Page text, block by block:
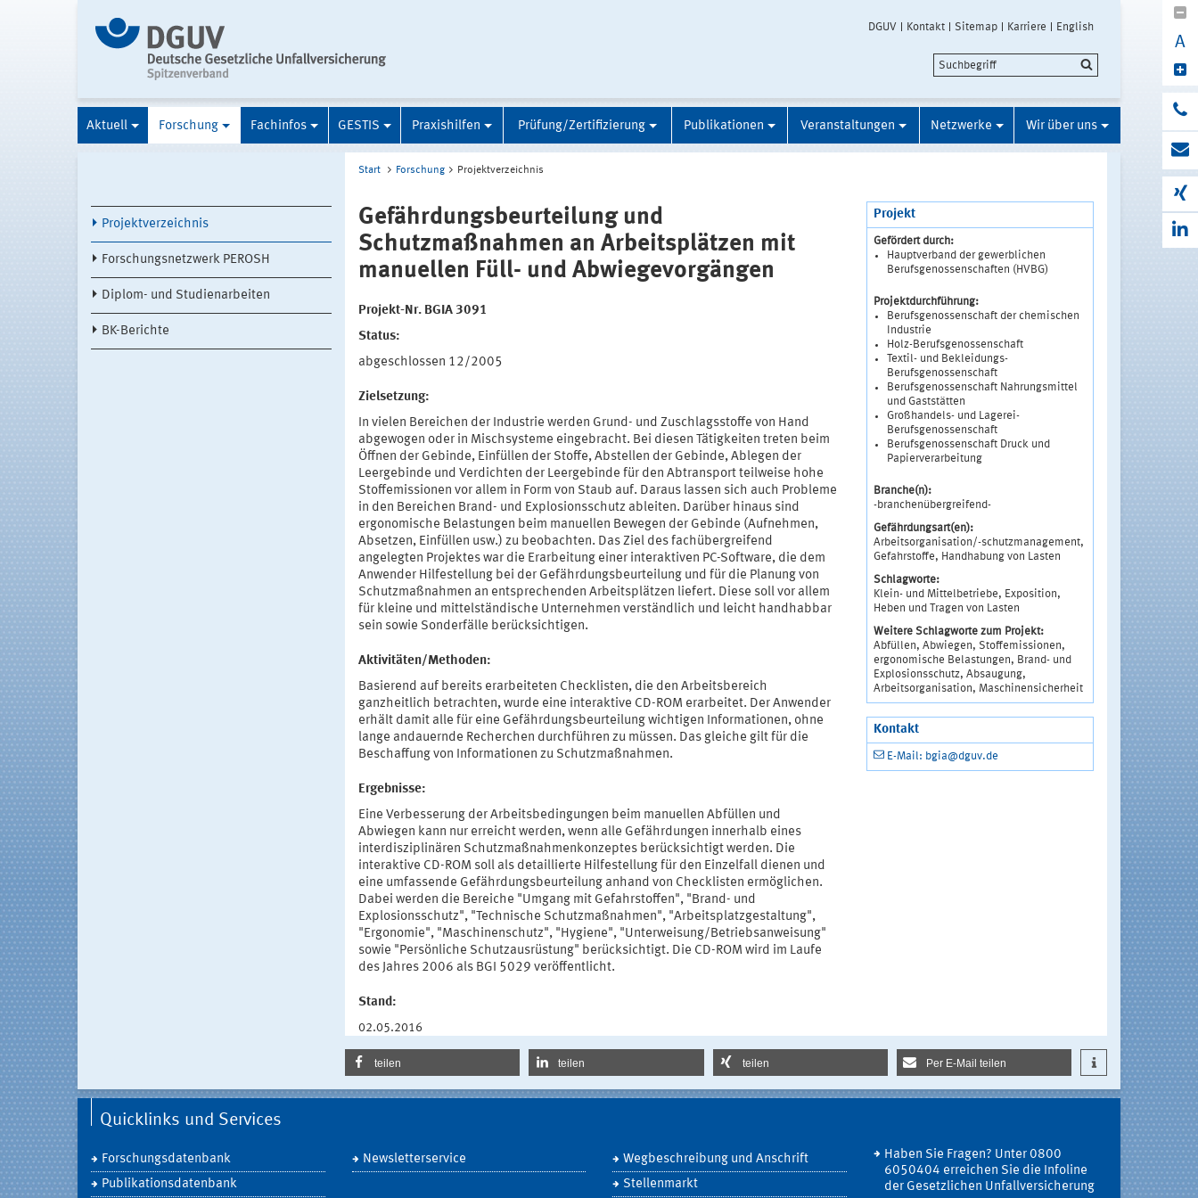
DGUV Kontakt Sitemap Karriere English
A
Aktuell Forschung Fachinfos GESTIS Praxishilfen Prüfung/Zertifizierung Publikationen Veranstaltungen Netzwerke Wir über uns
Projektverzeichnis
Forschungsnetzwerk PEROSH
Diplom- und Studienarbeiten
BK-Berichte
Start Forschung Projektverzeichnis
Gefährdungsbeurteilung und
Schutzmaßnahmen an Arbeitsplätzen mit
manuellen Füll- und Abwiegevorgängen
Projekt-Nr. BGIA 3091
Status:
abgeschlossen 12/2005
Zielsetzung:
In vielen Bereichen der Industrie werden Grund- und Zuschlagsstoffe von Hand
abgewogen oder in Mischsysteme eingebracht. Bei diesen Tätigkeiten treten beim
Öffnen der Gebinde, Einfüllen der Stoffe, Abstellen der Gebinde, Ablegen der
Leergebinde und Verdichten der Leergebinde für den Abtransport teilweise hohe
Stoffemissionen vor allem in Form von Staub auf. Daraus lassen sich auch Probleme
in den Bereichen Brand- und Explosionsschutz ableiten. Darüber hinaus sind
ergonomische Belastungen beim manuellen Bewegen der Gebinde (Aufnehmen,
Absetzen, Einfüllen usw.) zu beobachten. Das Ziel des fachübergreifend
angelegten Projektes war die Erarbeitung einer interaktiven PC-Software, die dem
Anwender Hilfestellung bei der Gefährdungsbeurteilung und für die Planung von
Schutzmaßnahmen an entsprechenden Arbeitsplätzen liefert. Diese soll vor allem
für kleine und mittelständische Unternehmen verständlich und leicht handhabbar
sein sowie Sonderfälle berücksichtigen.
Aktivitäten/Methoden:
Basierend auf bereits erarbeiteten Checklisten, die den Arbeitsbereich
ganzheitlich betrachten, wurde eine interaktive CD-ROM erarbeitet. Der Anwender
erhält damit alle für eine Gefährdungsbeurteilung wichtigen Informationen, ohne
lange andauernde Recherchen durchführen zu müssen. Das gleiche gilt für die
Beschaffung von Informationen zu Schutzmaßnahmen.
Ergebnisse:
Eine Verbesserung der Arbeitsbedingungen beim manuellen Abfüllen und
Abwiegen kann nur erreicht werden, wenn alle Gefährdungen innerhalb eines
interdisziplinären Schutzmaßnahmenkonzeptes berücksichtigt werden. Die
interaktive CD-ROM soll als detaillierte Hilfestellung für den Einzelfall dienen und
eine umfassende Gefährdungsbeurteilung anhand von Checklisten ermöglichen.
Dabei werden die Bereiche "Umgang mit Gefahrstoffen", "Brand- und
Explosionsschutz", "Technische Schutzmaßnahmen", "Arbeitsplatzgestaltung",
"Ergonomie", "Maschinenschutz", "Hygiene", "Unterweisung/Betriebsanweisung"
sowie "Persönliche Schutzausrüstung" berücksichtigt. Die CD-ROM wird im Laufe
des Jahres 2006 als BGI 5029 veröffentlicht.
Stand:
02.05.2016
Projekt
Gefördert durch:
Hauptverband der gewerblichen
Berufsgenossenschaften (HVBG)
Projektdurchführung:
Berufsgenossenschaft der chemischen
Industrie
Holz-Berufsgenossenschaft
Textil- und Bekleidungs-
Berufsgenossenschaft
Berufsgenossenschaft Nahrungsmittel
und Gaststätten
Großhandels- und Lagerei-
Berufsgenossenschaft
Berufsgenossenschaft Druck und
Papierverarbeitung
Branche(n):
-branchenübergreifend-
Gefährdungsart(en):
Arbeitsorganisation/-schutzmanagement,
Gefahrstoffe, Handhabung von Lasten
Schlagworte:
Klein- und Mittelbetriebe, Exposition,
Heben und Tragen von Lasten
Weitere Schlagworte zum Projekt:
Abfüllen, Abwiegen, Stoffemissionen,
ergonomische Belastungen, Brand- und
Explosionsschutz, Absaugung,
Arbeitsorganisation, Maschinensicherheit
Kontakt
E-Mail: bgia@dguv.de
teilen teilen teilen Per E-Mail teilen
Quicklinks und Services
Forschungsdatenbank
Publikationsdatenbank
Newsletterservice
Wegbeschreibung und Anschrift
Stellenmarkt
Haben Sie Fragen? Unter 0800
6050404 erreichen Sie die Infoline
der Gesetzlichen Unfallversicherung